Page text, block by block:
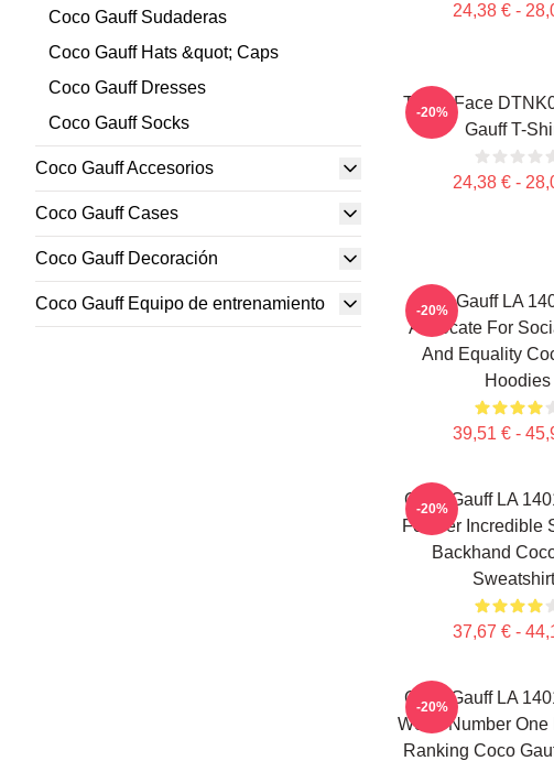
Coco Gauff Sudaderas
Coco Gauff Hats &quot; Caps
Coco Gauff Dresses
Coco Gauff Socks
Coco Gauff Accesorios
Coco Gauff Cases
Coco Gauff Decoración
Coco Gauff Equipo de entrenamiento
24,38 € -
Texas Face
Gauff T-
24,38 € -
-20%
Coco Gauff LA
Advocate For
And Equality
Hoodies
39,51 € -
-20%
Coco Gauff LA
For Her Incredible
Backhand
37,67 € -
-20%
Coco Gauff LA
World Number One
Ranking Coco
-20%